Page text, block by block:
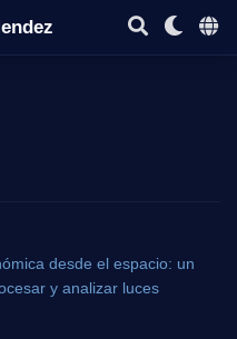
desde el espacio: un
y analizar luces